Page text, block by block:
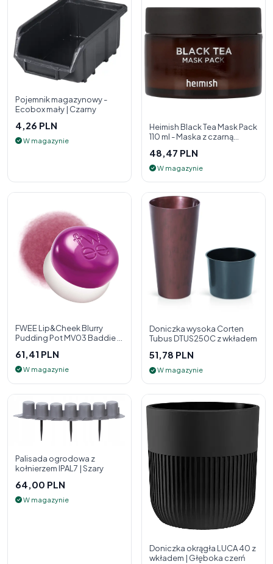
Pojemnik magazynowy -
Ecobox mały | Czarny
4,26 PLN
W magazynie
Heimish Black Tea Mask Pack
110 ml - Maska z czarną
48,47 PLN
W magazynie
FWEE Lip&Cheek Blurry
Pudding Pot MV03 Baddie 5
policzk
61,41 PLN
W magazynie
Doniczka wysoka Corten
Tubus DTUS250C z wkładem
51,78 PLN
W magazynie
Palisada ogrodowa z
kołnierzem IPAL7 | Szary
64,00 PLN
W magazynie
Doniczka okrągła LUCA 40 z
wkładem | Głęboka czerń